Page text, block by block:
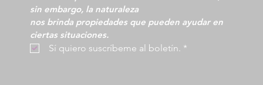
sin embargo, la naturaleza
nos brinda propiedades que pueden ayudar en
ciertas situaciones.
Sí quiero suscríbeme al boletín. *